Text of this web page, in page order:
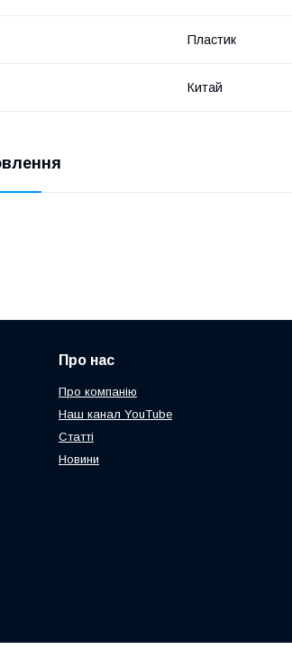
Пластик
Китай
Про нас
Про компанію
Наш канал YouTube
Статті
Новини